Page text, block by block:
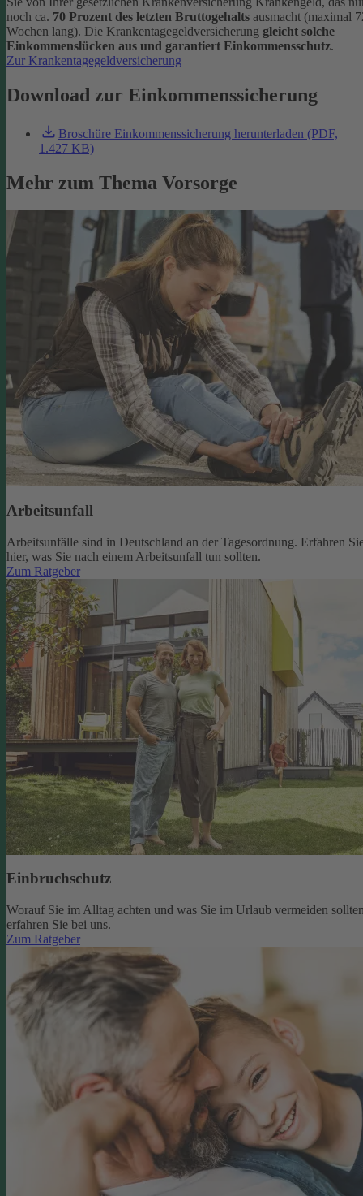
noch ca. 70 Prozent des letzten Bruttogehalts ausmacht (maximal
Wochen lang). Die Krankentagegeldversicherung gleicht solche
Einkommenslücken aus und garantiert Einkommensschutz.
Zur Krankentagegeldversicherung
Download zur Einkommenssicherung
Broschüre Einkommenssicherung herunterladen (PDF,
1.427 KB)
Mehr zum Thema Vorsorge
Arbeitsunfall
Arbeitsunfälle sind in Deutschland an der Tagesordnung. Erfahren
hier, was Sie nach einem Arbeitsunfall tun sollten.
Zum Ratgeber
Einbruchschutz
Worauf Sie im Alltag achten und was Sie im Urlaub vermeiden
erfahren Sie bei uns.
Zum Ratgeber